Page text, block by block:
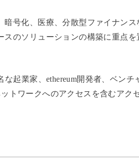
号化、医療、分散型ファイナンス
のソリューションの構築に重点を
起業家、ethereum開発者、ベンチ
トワークへのアクセスを含むアク